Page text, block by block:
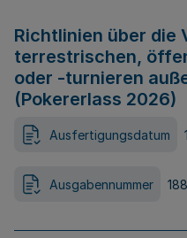
Richtlinien über die
terrestrischen,
oder -turnieren
(Pokererlass 2026)
Ausfertigungsdatum
Ausgabennummer 188